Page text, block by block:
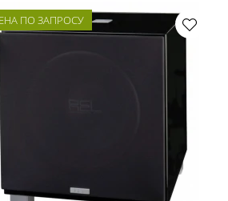
ПО ЗАПРОСУ